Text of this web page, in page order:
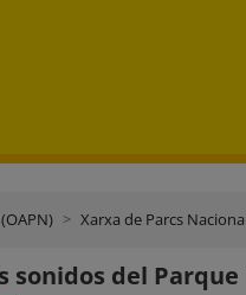
Xarxa de Parcs
sonidos del